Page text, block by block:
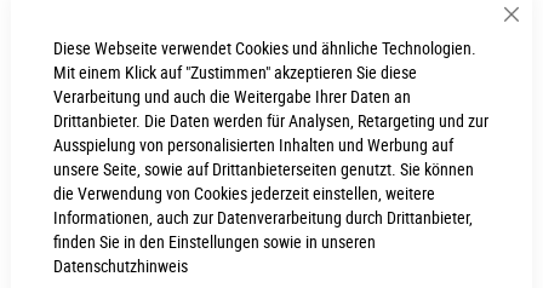
Diese Webseite verwendet Cookies und ähnliche Technologien.
Mit einem Klick auf "Zustimmen" akzeptieren Sie diese
Verarbeitung und auch die Weitergabe Ihrer Daten an
Drittanbieter. Die Daten werden für Analysen, Retargeting und zur
Ausspielung von personalisierten Inhalten und Werbung auf
unsere Seite, sowie auf Drittanbieterseiten genutzt. Sie können
die Verwendung von Cookies jederzeit einstellen, weitere
Informationen, auch zur Datenverarbeitung durch Drittanbieter,
finden Sie in den Einstellungen sowie in unseren
Datenschutzhinweis
Neumarkt - Newsletter
Anmelden
CUBE STORE NEUMARKT